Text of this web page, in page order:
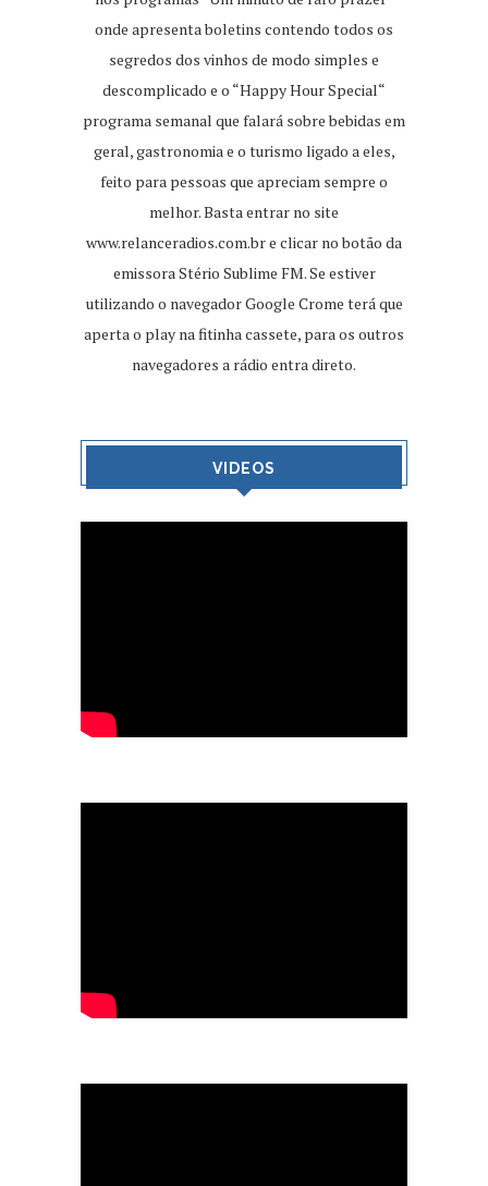
onde apresenta boletins contendo todos os
segredos dos vinhos de modo simples e
descomplicado e o “Happy Hour Special“
programa semanal que falará sobre bebidas em
geral, gastronomia e o turismo ligado a eles,
feito para pessoas que apreciam sempre o
melhor. Basta entrar no site
www.relanceradios.com.bre clicar no botão da
emissora Stério Sublime FM. Se estiver
utilizando o navegador Google Crome terá que
aperta o play na fitinha cassete, para os outros
navegadores a rádio entra direto.
VIDEOS